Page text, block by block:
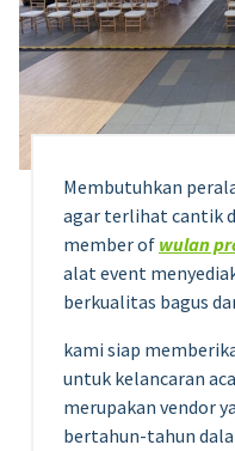
Membutuhkan
agar terlihat cantik
member of wulan
alat event
berkualitas bagus
kami siap
untuk kelancaran
merupakan vendor
bertahun-tahun